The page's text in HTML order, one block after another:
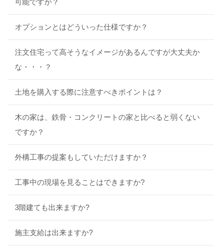
可能ですか？
オプションとはどういった仕様ですか？
注文住宅って高そうなイメージがあるんですが大丈夫か
な・・・？
土地を購入する際に注意すべきポイントは？
木の家は、鉄骨・コンクリートの家と比べると弱くない
ですか？
外構工事の提案もしていただけますか？
工事中の現場を見ることはできますか?
3階建ても出来ますか?
施主支給は出来ますか?